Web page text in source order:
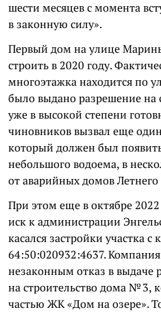
шести месяцев с момента
в законную силу».
Первый дом на улице
строить в 2020 году.
многоэтажка находится по
было выдано разрешение на
уже в высокой степени
чиновников вызвал еще
который должен был
небольшого водоема, в
от аварийных домов Летнего
При этом еще в октябре
иск к администрации
касался застройки участка
64:50:020932:4637.
незаконным отказ в выдаче
на строительство дома № 3,
частью ЖК «Дом на озере».